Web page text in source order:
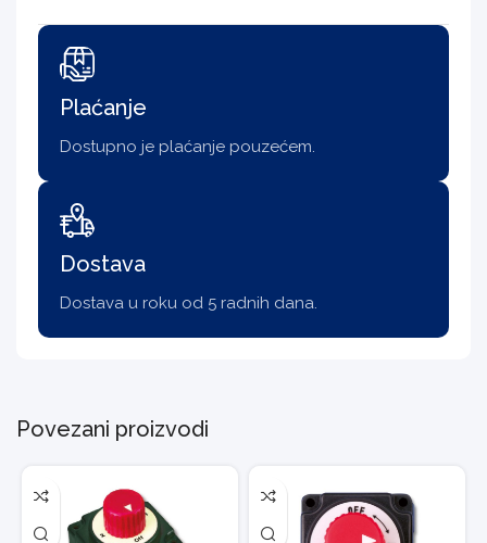
Plaćanje
Dostupno je plaćanje pouzećem.
Dostava
Dostava u roku od 5 radnih dana.
Povezani proizvodi